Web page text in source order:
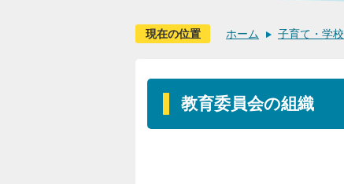
現在の位置 ホーム 子育て・学校
教育委員会の組織